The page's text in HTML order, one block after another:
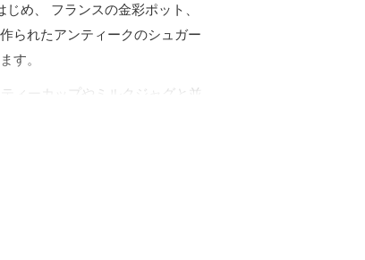
め、 フランスの金彩ポット、
られたアンティークのシュガー
す。
ィーカップやミルクジャグと並